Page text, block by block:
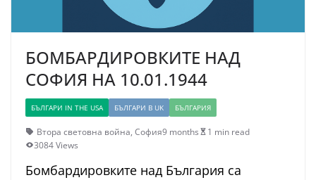
БОМБАРДИРОВКИТЕ НАД
СОФИЯ НА 10.01.1944
БЪЛГАРИ IN THE USA БЪЛГАРИ В UK БЪЛГАРИЯ
Втора световна война, София9 months
1 min read
3084 Views
Бомбардировките над България са